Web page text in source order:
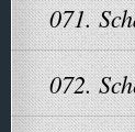
071.
072.